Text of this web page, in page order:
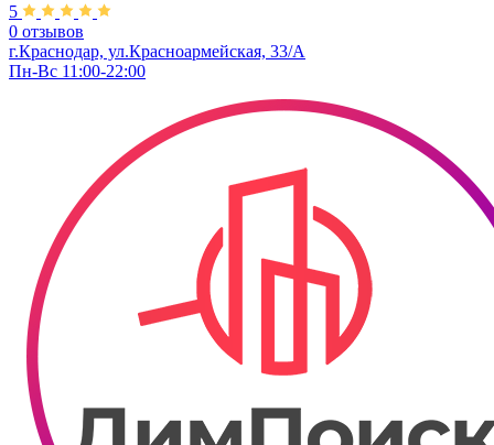
5
0 отзывов
г.Краснодар, ул.Красноармейская, 33/А
Пн-Вс 11:00-22:00